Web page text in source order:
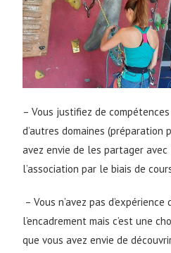
– Vous justifiez de
d’autres domaines
avez envie de les partager avec
l’association par le biais de
– Vous n’avez pas
l’encadrement mais c’est une
que vous avez envie de